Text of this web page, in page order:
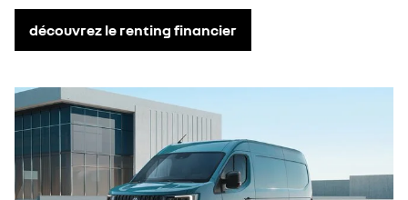
découvrez le renting financier